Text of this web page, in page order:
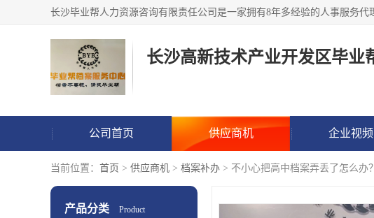
公司首页 供应商机 企业视频
当前位置： 首页 > 供应商机 > 档案补办 > 不小心把高中档案弄丢了怎么办？
产品分类 Product